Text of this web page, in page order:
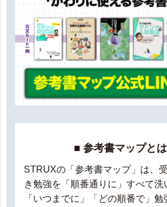
■ 参考書マップと
STRUXの「参考書マップ」は、
き勉強を「順番通りに」すべて洗
「いつまでに」「どの順番で」